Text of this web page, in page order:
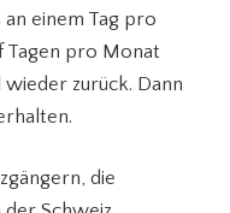
einem Tag pro
Tagen pro Monat
wieder zurück. Dann
die